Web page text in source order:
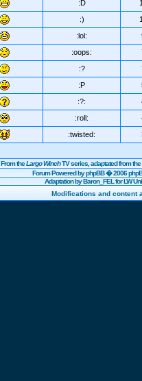
:D
:)
:lol:
:oops:
:?
:P
:?:
:roll:
:twisted:
From theLargo WinchTV series, adaptated from
Forum Powered byphpBB� 2006
Adaptation by Baron_FEL for LW
Modifications and content